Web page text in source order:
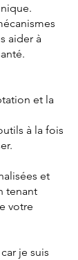
aider à
et la
à la fois
et
tenant
votre
je suis